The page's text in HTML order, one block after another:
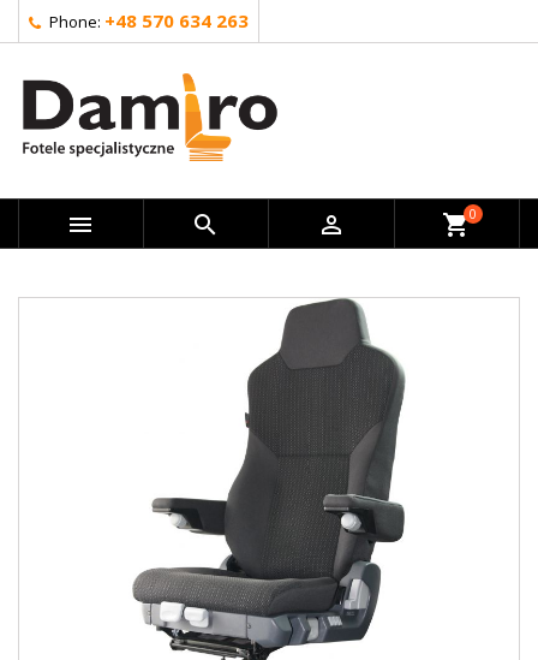
Phone: +48 570 634 263
   shopping_cart0